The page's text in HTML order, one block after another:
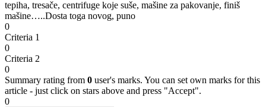
tepiha, tresače, centrifuge koje suše, mašine za pakovanje, finiš
mašine…..Dosta toga novog, puno
0
Criteria 1
0
Criteria 2
0
Summary rating from 0 user's marks. You can set own marks for this
article - just click on stars above and press "Accept".
0